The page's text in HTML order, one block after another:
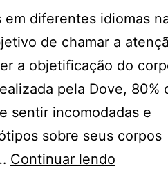
diferentes idiomas
de chamar a
a objetificação do
pela Dove, 80%
sentir incomodadas e
sobre seus corpos
Continuar lendo